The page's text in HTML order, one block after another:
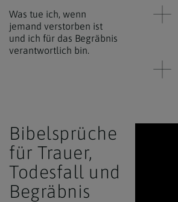
Was tue ich, wenn
jemand verstorben ist
und ich für das Begräbnis
verantwortlich bin.
Bibelsprüche
für Trauer,
Todesfall und
Begräbnis